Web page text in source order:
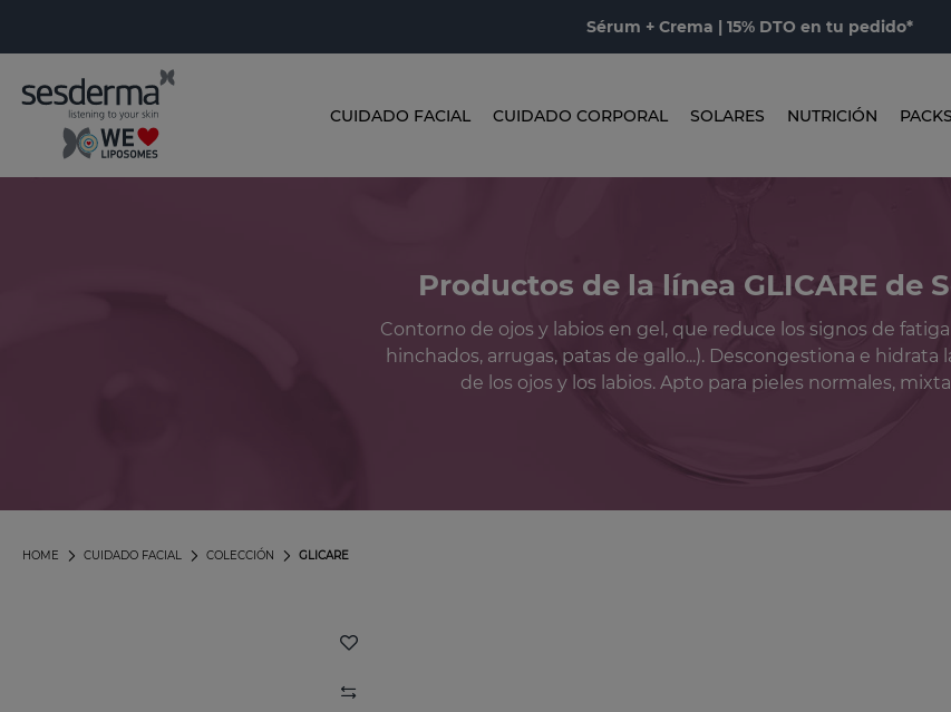
Sérum + Crema | 15% DTO en tu pedido*
CUIDADO FACIAL CUIDADO CORPORAL SOLARES NUTRICIÓN PACKS
Productos de la línea GLICARE de
Contorno de ojos y labios en gel, que reduce los signos de fatiga
hinchados, arrugas, patas de gallo...). Descongestiona e hidrata
de los ojos y los labios. Apto para pieles normales,
GLICARE
COLECCIÓN
CUIDADO FACIAL
HOME